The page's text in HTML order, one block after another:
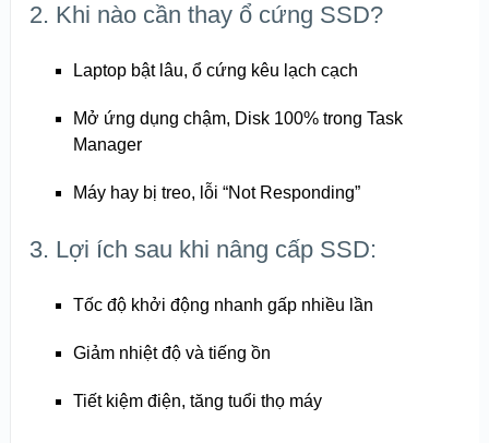
2. Khi nào cần thay ổ cứng SSD?
Laptop bật lâu, ổ cứng kêu lạch cạch
Mở ứng dụng chậm, Disk 100% trong Task
Manager
Máy hay bị treo, lỗi “Not Responding”
3. Lợi ích sau khi nâng cấp SSD:
Tốc độ khởi động nhanh gấp nhiều lần
Giảm nhiệt độ và tiếng ồn
Tiết kiệm điện, tăng tuổi thọ máy